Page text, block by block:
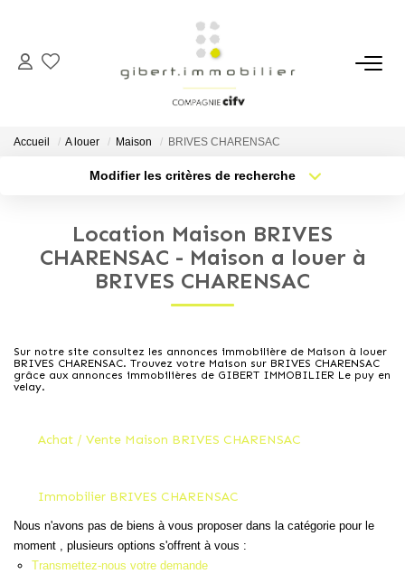
ACHETER
Maisons
Parkings
Immeubles
Terrains
LOUER
ESTIMER
Accueil A louer Maison BRIVES CHARENSAC
Modifier les critères de recherche
Sélectionnez...
Type de bien
Nb pièces min.
Location Maison BRIVES
CHARENSAC - Maison a louer à
BRIVES CHARENSAC
Sur notre site consultez les annonces immobilière de Maison à louer
BRIVES CHARENSAC. Trouvez votre Maison sur BRIVES CHARENSAC
grâce aux annonces immobilières de GIBERT IMMOBILIER Le puy en
velay.
Achat / Vente Maison BRIVES CHARENSAC
Immobilier BRIVES CHARENSAC
Nous n'avons pas de biens à vous proposer dans la catégorie pour le
moment , plusieurs options s'offrent à vous :
Transmettez-nous votre demande